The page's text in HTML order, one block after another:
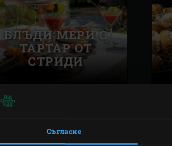
Съгласие
БЛЪДИ МЕРИ С
ТАРТАР ОТ
СТРИДИ